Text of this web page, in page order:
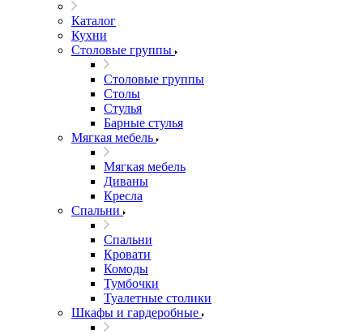
Каталог
Кухни
Столовые группы
Столовые группы
Столы
Стулья
Барные стулья
Мягкая мебель
Мягкая мебель
Диваны
Кресла
Спальни
Спальни
Кровати
Комоды
Тумбочки
Туалетные столики
Шкафы и гардеробные